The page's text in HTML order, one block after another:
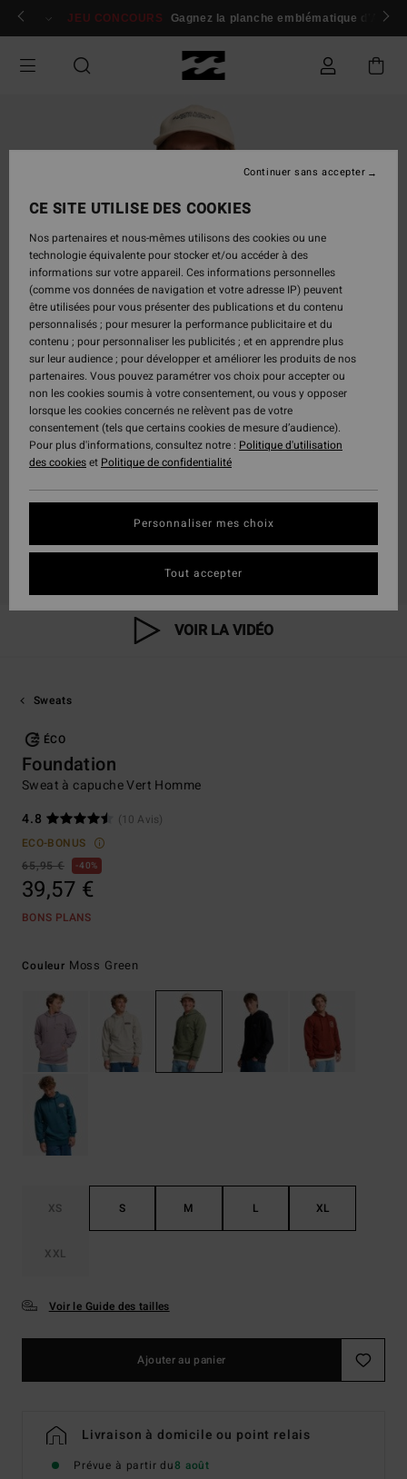
Passer
Se connecter / s'inscrire
JEU CONCOURS Gagnez la planche emblématique d'Andy
VOIR LA VIDÉO
Sweats
ÉCO
Foundation
Sweat à capuche Vert Homme
4.8
(10 Avis)
ECO-BONUS
65,95 €
40%
39,57 €
BONS PLANS
Couleur Moss Green
XS S M L XL
XXL
Voir le Guide des tailles
Ajouter au panier
Livraison à domicile ou point relais
Prévue à partir du8 août
CE SITE UTILISE DES COOKIES
Nos partenaires et nous-mêmes utilisons des cookies ou une
technologie équivalente pour stocker et/ou accéder à des
informations sur votre appareil. Ces informations personnelles
(comme vos données de navigation et votre adresse IP) peuvent
être utilisées pour vous présenter des publications et du contenu
personnalisés ; pour mesurer la performance publicitaire et du
contenu ; pour personnaliser les publicités ; et en apprendre plus
sur leur audience ; pour développer et améliorer les produits de nos
partenaires. Vous pouvez paramétrer vos choix pour accepter ou
non les cookies soumis à votre consentement, ou vous y opposer
lorsque les cookies concernés ne relèvent pas de votre
consentement (tels que certains cookies de mesure d’audience).
Pour plus d'informations, consultez notre : Politique d'utilisation
des cookieset Politique de confidentialité
Personnaliser mes choix
Continuer sans accepter
Tout accepter